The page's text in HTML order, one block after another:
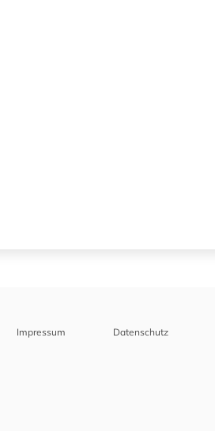
Impressum Datenschutz